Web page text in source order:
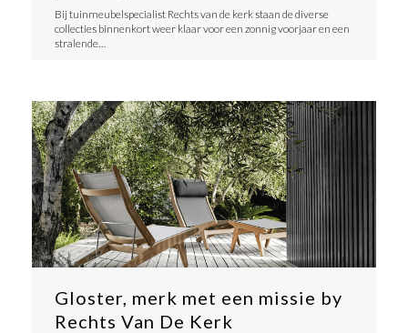
​Bij tuinmeubelspecialist Rechts van de kerk staan de diverse
collecties binnenkort weer klaar voor een zonnig voorjaar en een
stralende…
Gloster, merk met een missie by
Rechts Van De Kerk